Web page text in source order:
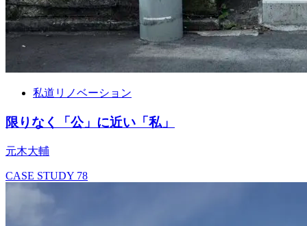
私道リノベーション
限りなく「公」に近い「私」
元木大輔
CASE STUDY 78